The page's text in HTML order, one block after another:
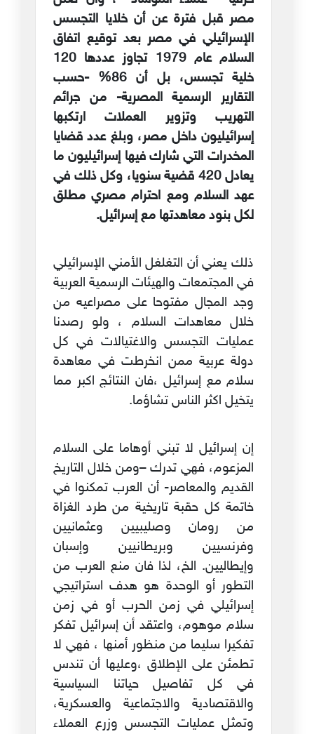
مصر قبل فترة عن أن خلايا التجسس
الإسرائيلي في مصر بعد توقيع اتفاق
السلام عام 1979 تجاوز عددها 120
خلية تجسس، بل أن 86% -حسب
التقارير الرسمية المصرية- من جرائم
التهريب وتزوير العملات ارتكبها
إسرائيليون داخل مصر، وبلغ عدد قضايا
المخدرات التي شارك فيها إسرائيليون ما
يعادل 420 قضية سنويا، وكل ذلك في
عهد السلام ومع احترام مصري مطلق
لكل بنود معاهدتها مع إسرائيل.
ذلك يعني أن التغلغل الأمني الإسرائيلي
في المجتمعات والهيئات الرسمية العربية
وجد المجال مفتوحا على مصراعيه من
خلال معاهدات السلام ، ولو رصدنا
عمليات التجسس والاغتيالات في كل
دولة عربية ممن انخرطت في معاهدة
سلام مع إسرائيل ،فان النتائج اكبر مما
يتخيل اكثر الناس تشاؤما.
إن إسرائيل لا تبني أوهاما على السلام
المزعوم، فهي تدرك –ومن خلال التاريخ
القديم والمعاصر- أن العرب تمكنوا في
خاتمة كل حقبة تاريخية من طرد الغزاة
من رومان وصليبيين وعثمانيين
وفرنسيين وبريطانيين وإسبان
وإيطاليين. الخ، لذا فان منع العرب من
التطور أو الوحدة هو هدف استراتيجي
إسرائيلي في زمن الحرب أو في زمن
سلام موهوم، واعتقد أن إسرائيل تفكر
تفكيرا سليما من منظور أمنها ، فهي لا
تطمئن على الإطلاق ،وعليها أن تندس
في كل تفاصيل حياتنا السياسية
والاقتصادية والاجتماعية والعسكرية،
وتمثل عمليات التجسس وزرع العملاء